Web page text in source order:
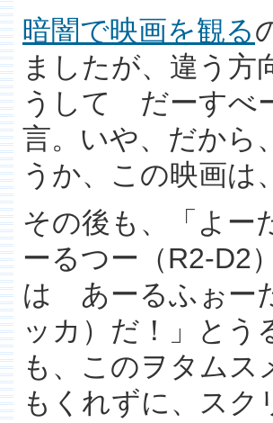
暗闇で映画を観る
ましたが、違う方
うして だーすべ
言。いや、だから
うか、この映画は
その後も、「よ
ーるつー（R2-
は あーるふぉー
ッカ）だ！」とう
も、このヲタムス
もくれずに、スク